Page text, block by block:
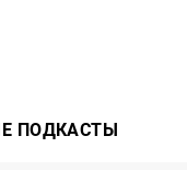
ПОДКАСТЫ